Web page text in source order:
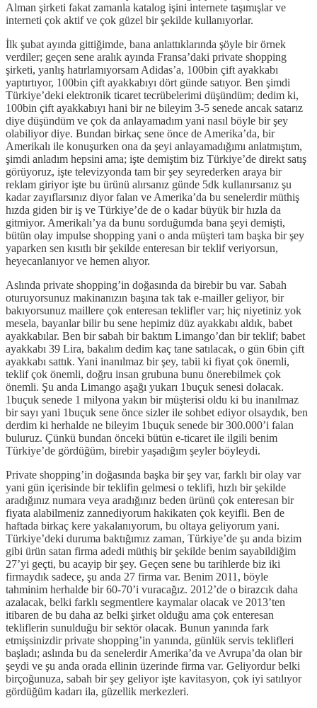
Alman şirketi fakat zamanla katalog işini internete taşımışlar ve
interneti çok aktif ve çok güzel bir şekilde kullanıyorlar.
İlk şubat ayında gittiğimde, bana anlattıklarında şöyle bir örnek
verdiler; geçen sene aralık ayında Fransa’daki private shopping
şirketi, yanlış hatırlamıyorsam Adidas’a, 100bin çift ayakkabı
yaptırtıyor, 100bin çift ayakkabıyı dört günde satıyor. Ben şimdi
Türkiye’deki elektronik ticaret tecrübelerimi düşündüm; dedim ki,
100bin çift ayakkabıyı hani bir ne bileyim 3-5 senede ancak satarız
diye düşündüm ve çok da anlayamadım yani nasıl böyle bir şey
olabiliyor diye. Bundan birkaç sene önce de Amerika’da, bir
Amerikalı ile konuşurken ona da şeyi anlayamadığımı anlatmıştım,
şimdi anladım hepsini ama; işte demiştim biz Türkiye’de direkt satış
görüyoruz, işte televizyonda tam bir şey seyrederken araya bir
reklam giriyor işte bu ürünü alırsanız günde 5dk kullanırsanız şu
kadar zayıflarsınız diyor falan ve Amerika’da bu senelerdir müthiş
hızda giden bir iş ve Türkiye’de de o kadar büyük bir hızla da
gitmiyor. Amerikalı’ya da bunu sorduğumda bana şeyi demişti,
bütün olay impulse shopping yani o anda müşteri tam başka bir şey
yaparken sen kısıtlı bir şekilde enteresan bir teklif veriyorsun,
heyecanlanıyor ve hemen alıyor.
Aslında private shopping’in doğasında da birebir bu var. Sabah
oturuyorsunuz makinanızın başına tak tak e-mailler geliyor, bir
bakıyorsunuz maillere çok enteresan teklifler var; hiç niyetiniz yok
mesela, bayanlar bilir bu sene hepimiz düz ayakkabı aldık, babet
ayakkabılar. Ben bir sabah bir baktım Limango’dan bir teklif; babet
ayakkabı 39 Lira, bakalım dedim kaç tane satılacak, o gün 6bin çift
ayakkabı sattık. Yani inanılmaz bir şey, tabii ki fiyat çok önemli,
teklif çok önemli, doğru insan grubuna bunu önerebilmek çok
önemli. Şu anda Limango aşağı yukarı 1buçuk senesi dolacak.
1buçuk senede 1 milyona yakın bir müşterisi oldu ki bu inanılmaz
bir sayı yani 1buçuk sene önce sizler ile sohbet ediyor olsaydık, ben
derdim ki herhalde ne bileyim 1buçuk senede bir 300.000’i falan
buluruz. Çünkü bundan önceki bütün e-ticaret ile ilgili benim
Türkiye’de gördüğüm, birebir yaşadığım şeyler böyleydi.
Private shopping’in doğasında başka bir şey var, farklı bir olay var
yani gün içerisinde bir teklifin gelmesi o teklifi, hızlı bir şekilde
aradığınız numara veya aradığınız beden ürünü çok enteresan bir
fiyata alabilmeniz zannediyorum hakikaten çok keyifli. Ben de
haftada birkaç kere yakalanıyorum, bu oltaya geliyorum yani.
Türkiye’deki duruma baktığımız zaman, Türkiye’de şu anda bizim
gibi ürün satan firma adedi müthiş bir şekilde benim sayabildiğim
27’yi geçti, bu acayip bir şey. Geçen sene bu tarihlerde biz iki
firmaydık sadece, şu anda 27 firma var. Benim 2011, böyle
tahminim herhalde bir 60-70’i vuracağız. 2012’de o birazcık daha
azalacak, belki farklı segmentlere kaymalar olacak ve 2013’ten
itibaren de bu daha az belki şirket olduğu ama çok enteresan
tekliflerin sunulduğu bir sektör olacak. Bunun yanında fark
etmişsinizdir private shopping’in yanında, günlük servis teklifleri
başladı; aslında bu da senelerdir Amerika’da ve Avrupa’da olan bir
şeydi ve şu anda orada ellinin üzerinde firma var. Geliyordur belki
birçoğunuza, sabah bir şey geliyor işte kavitasyon, çok iyi satılıyor
gördüğüm kadarı ila, güzellik merkezleri.